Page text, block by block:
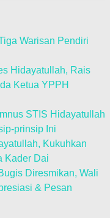
Warisan Pendiri
Hidayatullah, Rais
Ketua YPPH
STIS Hidayatullah
prinsip Ini
Kukuhkan
Kader Dai
Diresmikan, Wali
& Pesan